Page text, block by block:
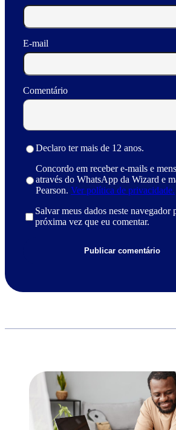
E-mail
Comentário
Declaro ter mais de 12 anos.
Concordo em receber e-mails e
através do WhatsApp da Wizard e
Pearson. Ver política de privacidade.
Salvar meus dados neste navegador
próxima vez que eu comentar.